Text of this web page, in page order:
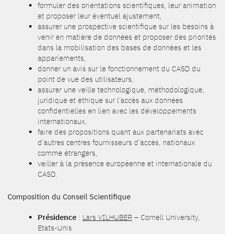
formuler des orientations scientifiques, leur animation
et proposer leur éventuel ajustement,
assurer une prospective scientifique sur les besoins à
venir en matière de données et proposer des priorités
dans la mobilisation des bases de données et les
appariements,
donner un avis sur le fonctionnement du CASD du
point de vue des utilisateurs,
assurer une veille technologique, méthodologique,
juridique et éthique sur l’accès aux données
confidentielles en lien avec les développements
internationaux,
faire des propositions quant aux partenariats avec
d’autres centres fournisseurs d’accès, nationaux
comme étrangers,
veiller à la présence européenne et internationale du
CASD.
Composition du Conseil Scientifique
Présidence: Lars VILHUBER– Cornell University,
Etats-Unis